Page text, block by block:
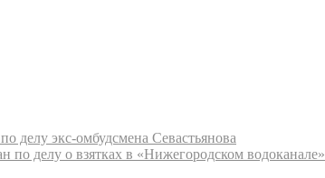
делу экс-омбудсмена Севастьянова
по делу о взятках в «Нижегородском водоканале»